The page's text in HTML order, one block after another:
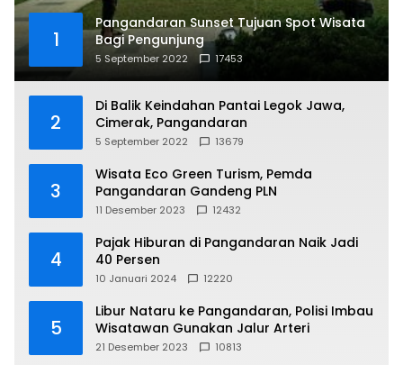
1
Pangandaran Sunset Tujuan Spot Wisata
Bagi Pengunjung
5 September 2022 17453
2
Di Balik Keindahan Pantai Legok Jawa,
Cimerak, Pangandaran
5 September 2022 13679
3
Wisata Eco Green Turism, Pemda
Pangandaran Gandeng PLN
11 Desember 2023 12432
4
Pajak Hiburan di Pangandaran Naik Jadi
40 Persen
10 Januari 2024 12220
5
Libur Nataru ke Pangandaran, Polisi Imbau
Wisatawan Gunakan Jalur Arteri
21 Desember 2023 10813